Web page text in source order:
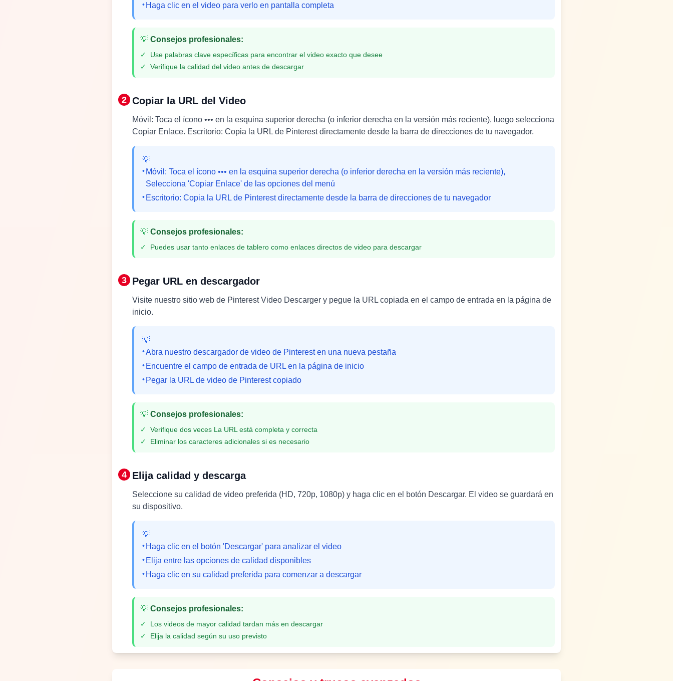
• Haga clic en el video para verlo en pantalla completa
💡 Consejos profesionales:
✓
Use palabras clave específicas para encontrar el video exacto que desee
✓
Verifique la calidad del video antes de descargar
2 Copiar la URL del Video
Móvil: Toca el ícono ••• en la esquina superior derecha (o inferior derecha en la versión más reciente), luego selecciona
Copiar Enlace. Escritorio: Copia la URL de Pinterest directamente desde la barra de direcciones de tu navegador.
💡
• Móvil: Toca el ícono ••• en la esquina superior derecha (o inferior derecha en la versión más reciente),
Selecciona 'Copiar Enlace' de las opciones del menú
• Escritorio: Copia la URL de Pinterest directamente desde la barra de direcciones de tu navegador
💡 Consejos profesionales:
✓ Puedes usar tanto enlaces de tablero como enlaces directos de video para descargar
3 Pegar URL en descargador
Visite nuestro sitio web de Pinterest Video Descarger y pegue la URL copiada en el campo de entrada en la página de
inicio.
💡
•Abra nuestro descargador de video de Pinterest en una nueva pestaña
• Encuentre el campo de entrada de URL en la página de inicio
• Pegar la URL de video de Pinterest copiado
💡 Consejos profesionales:
✓
Verifique dos veces La URL está completa y correcta
✓
Eliminar los caracteres adicionales si es necesario
4 Elija calidad y descarga
Seleccione su calidad de video preferida (HD, 720p, 1080p) y haga clic en el botón Descargar. El video se guardará en
su dispositivo.
💡
• Haga clic en el botón 'Descargar' para analizar el video
• Elija entre las opciones de calidad disponibles
• Haga clic en su calidad preferida para comenzar a descargar
💡 Consejos profesionales:
✓
Los videos de mayor calidad tardan más en descargar
✓
Elija la calidad según su uso previsto